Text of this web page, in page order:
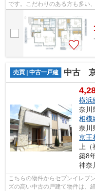
です。こだわりのある方も多い
売買 | 中古一戸建 中古 京王相
横浜
奈川
相模
奈川
京王
上（
築8
神奈
こちらの物件からセブンイレブ
ズの高い中古の戸建て物件は、